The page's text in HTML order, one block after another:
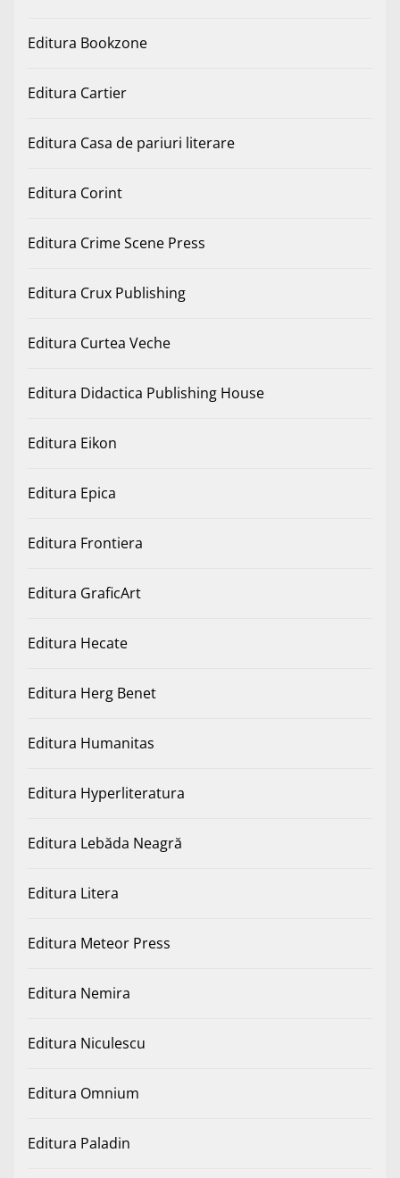
Editura Bookzone
Editura Cartier
Editura Casa de pariuri literare
Editura Corint
Editura Crime Scene Press
Editura Crux Publishing
Editura Curtea Veche
Editura Didactica Publishing House
Editura Eikon
Editura Epica
Editura Frontiera
Editura GraficArt
Editura Hecate
Editura Herg Benet
Editura Humanitas
Editura Hyperliteratura
Editura Lebăda Neagră
Editura Litera
Editura Meteor Press
Editura Nemira
Editura Niculescu
Editura Omnium
Editura Paladin